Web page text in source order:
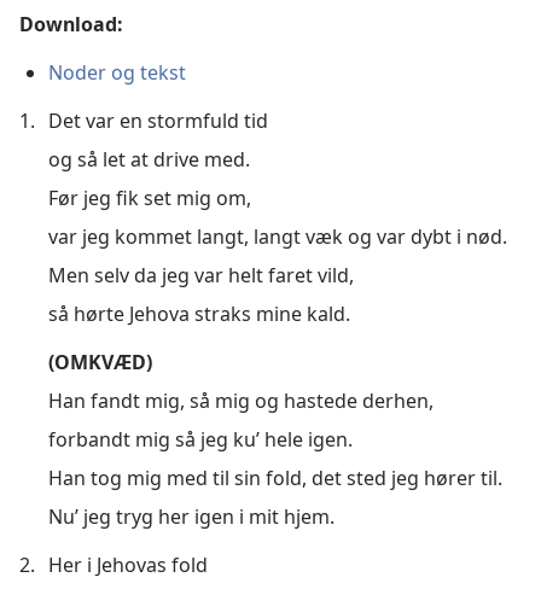
Download:
Noder og tekst
1. Det var en stormfuld tid
og så let at drive med.
Før jeg fik set mig om,
var jeg kommet langt, langt væk og var dybt i nød.
Men selv da jeg var helt faret vild,
så hørte Jehova straks mine kald.
(OMKVÆD)
Han fandt mig, så mig og hastede derhen,
forbandt mig så jeg ku’ hele igen.
Han tog mig med til sin fold, det sted jeg hører til.
Nu’ jeg tryg her igen i mit hjem.
2. Her i Jehovas fold